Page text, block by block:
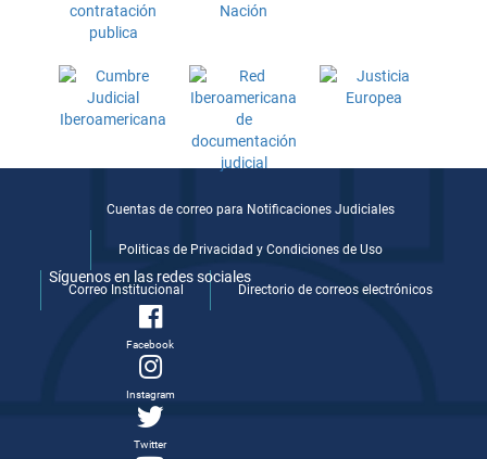
Cuentas de correo para Notificaciones Judiciales
Politicas de Privacidad y Condiciones de Uso
Correo Institucional Directorio de correos electrónicos
Síguenos en las redes sociales
Facebook
Instagram
Twitter